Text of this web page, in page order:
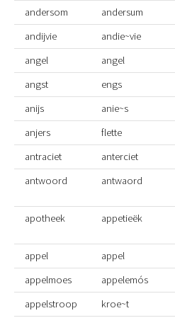
andersom
andersum
andijvie
andie~vie
angel
angel
angst
engs
anijs
anie~s
anjers
flette
antraciet
anterciet
antwoord
antwaord
apotheek
appetieëk
appel
appel
appelmoes
appelemós
appelstroop
kroe~t